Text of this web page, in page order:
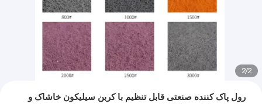
2
/
2
رول پاک کننده صنعتی قابل تنظیم با کربن سیلیکون خاشاک و